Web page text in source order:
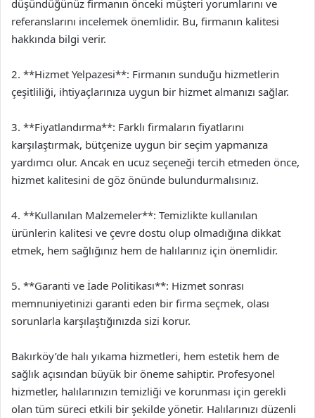
düşündüğünüz firmanın önceki müşteri yorumlarını ve
referanslarını incelemek önemlidir. Bu, firmanın kalitesi
hakkında bilgi verir.
2. **Hizmet Yelpazesi**: Firmanın sunduğu hizmetlerin
çeşitliliği, ihtiyaçlarınıza uygun bir hizmet almanızı sağlar.
3. **Fiyatlandırma**: Farklı firmaların fiyatlarını
karşılaştırmak, bütçenize uygun bir seçim yapmanıza
yardımcı olur. Ancak en ucuz seçeneği tercih etmeden önce,
hizmet kalitesini de göz önünde bulundurmalısınız.
4. **Kullanılan Malzemeler**: Temizlikte kullanılan
ürünlerin kalitesi ve çevre dostu olup olmadığına dikkat
etmek, hem sağlığınız hem de halılarınız için önemlidir.
5. **Garanti ve İade Politikası**: Hizmet sonrası
memnuniyetinizi garanti eden bir firma seçmek, olası
sorunlarla karşılaştığınızda sizi korur.
Bakırköy’de halı yıkama hizmetleri, hem estetik hem de
sağlık açısından büyük bir öneme sahiptir. Profesyonel
hizmetler, halılarınızın temizliği ve korunması için gerekli
olan tüm süreci etkili bir şekilde yönetir. Halılarınızı düzenli